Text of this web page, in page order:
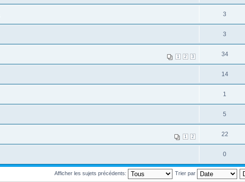
3
3
1 2 3 34
14
1
5
1 2 22
0
Afficher les sujets précédents: Trier par